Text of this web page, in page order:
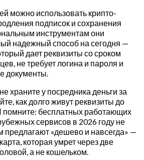
можно использовать крипто-
подписок и сохранения
инструментам они
надежный способ на сегодня —
дает реквизиты со сроком
не требует логина и пароля и
документы.
храните у посредника деньги за
как долго живут реквизиты до
помните: бесплатных работающих
сервисов в 2026 году не
предлагают «дешево и навсегда» —
которая умрет через две
а не кошельком.